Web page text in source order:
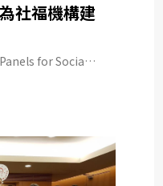
社福機構建
for Social